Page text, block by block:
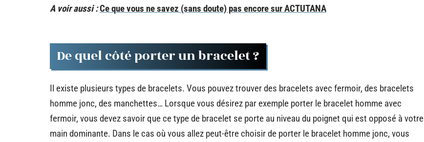
A voir aussi :Ce que vous ne savez (sans doute) pas encore sur ACTUTANA
De quel côté porter un bracelet ?
Il existe plusieurs types de bracelets. Vous pouvez trouver des bracelets avec fermoir, des bracelets
homme jonc, des manchettes… Lorsque vous désirez par exemple porter le bracelet homme avec
fermoir, vous devez savoir que ce type de bracelet se porte au niveau du poignet qui est opposé à votre
main dominante. Dans le cas où vous allez peut-être choisir de porter le bracelet homme jonc, vous